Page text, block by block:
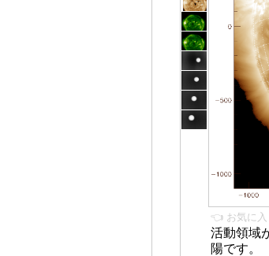
👈 お気に入
活動領域
陽です。